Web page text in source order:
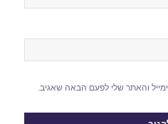
והאתר שלי לפעם הבאה שאגיב.